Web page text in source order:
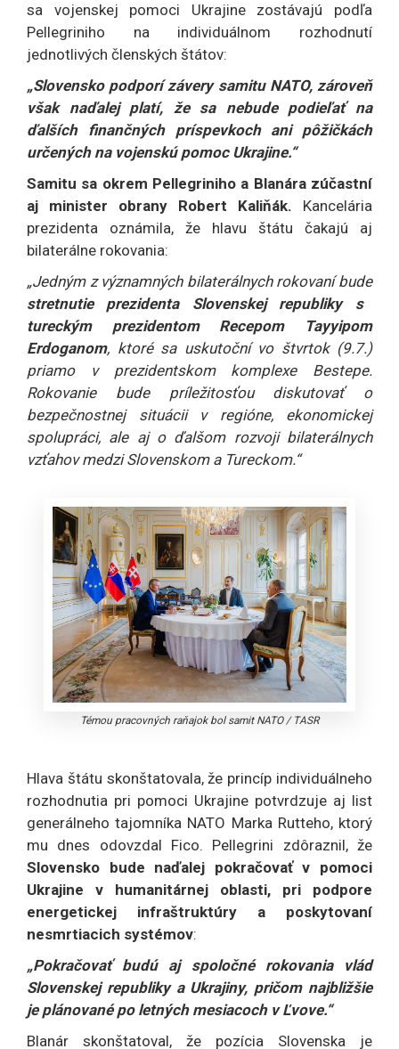
sa vojenskej pomoci Ukrajine zostávajú podľa
Pellegriniho na individuálnom rozhodnutí
jednotlivých členských štátov:
„Slovensko podporí závery samitu NATO, zároveň
však naďalej platí, že sa nebude podieľať na
ďalších finančných príspevkoch ani pôžičkách
určených na vojenskú pomoc Ukrajine.“
Samitu sa okrem Pellegriniho a Blanára zúčastní
aj minister obrany Robert Kaliňák. Kancelária
prezidenta oznámila, že hlavu štátu čakajú aj
bilaterálne rokovania:
„Jedným z významných bilaterálnych rokovaní bude
stretnutie prezidenta Slovenskej republiky s
tureckým prezidentom Recepom Tayyipom
Erdoganom, ktoré sa uskutoční vo štvrtok (9.7.)
priamo v prezidentskom komplexe Bestepe.
Rokovanie bude príležitosťou diskutovať o
bezpečnostnej situácii v regióne, ekonomickej
spolupráci, ale aj o ďalšom rozvoji bilaterálnych
vzťahov medzi Slovenskom a Tureckom.“
Témou pracovných raňajok bol samit NATO/ TASR
Hlava štátu skonštatovala, že princíp individuálneho
rozhodnutia pri pomoci Ukrajine potvrdzuje aj list
generálneho tajomníka NATO Marka Rutteho, ktorý
mu dnes odovzdal Fico. Pellegrini zdôraznil, že
Slovensko bude naďalej pokračovať v pomoci
Ukrajine v humanitárnej oblasti, pri podpore
energetickej infraštruktúry a poskytovaní
nesmrtiacich systémov:
„Pokračovať budú aj spoločné rokovania vlád
Slovenskej republiky a Ukrajiny, pričom najbližšie
je plánované po letných mesiacoch v Ľvove.“
Blanár skonštatoval, že pozícia Slovenska je